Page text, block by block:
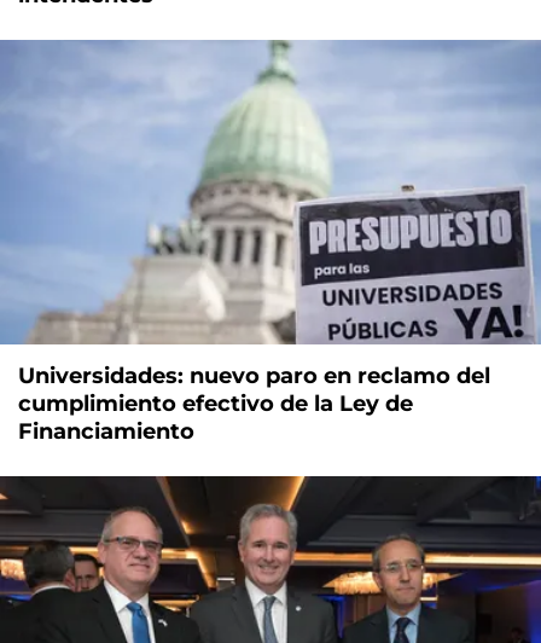
Universidades: nuevo paro en reclamo del
cumplimiento efectivo de la Ley de
Financiamiento